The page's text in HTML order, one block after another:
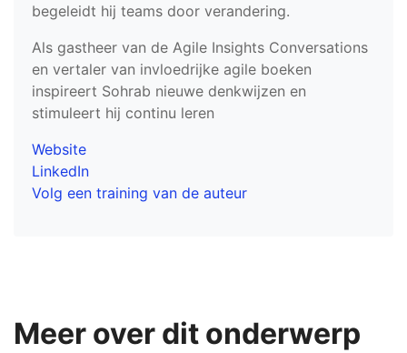
begeleidt hij teams door verandering.
Als gastheer van de Agile Insights Conversations
en vertaler van invloedrijke agile boeken
inspireert Sohrab nieuwe denkwijzen en
stimuleert hij continu leren
Website
LinkedIn
Volg een training van de auteur
Meer over dit onderwerp